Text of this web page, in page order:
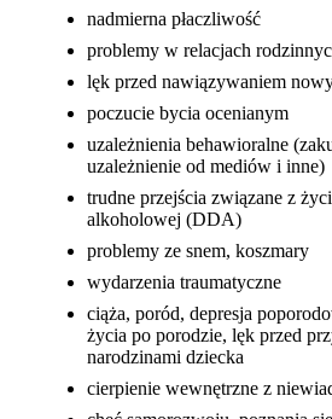
nadmierna płaczliwość
problemy w relacjach
lęk przed nawiązywaniem
poczucie bycia ocenianym
uzależnienia behawioralne
uzależnienie od mediów i inne)
trudne przejścia związane z
alkoholowej (DDA)
problemy ze snem, koszmary
wydarzenia traumatyczne
ciąża, poród, depresja
życia po porodzie, lęk przed
narodzinami dziecka
cierpienie wewnętrzne z